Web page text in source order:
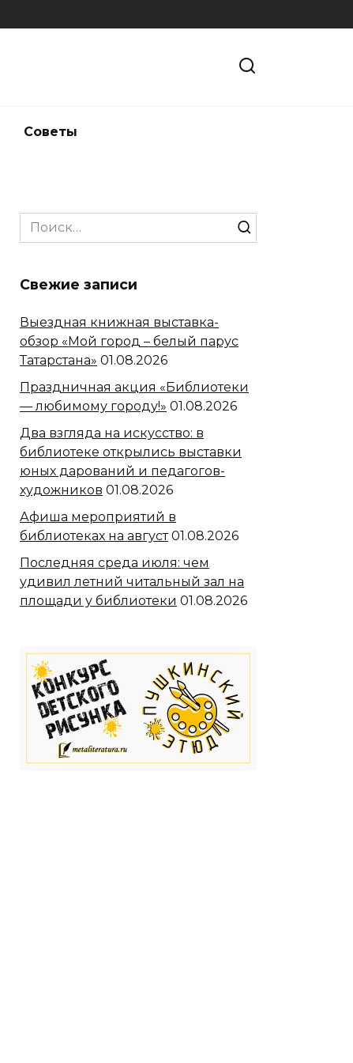
Советы
Search
for:
Свежие записи
Выездная книжная выставка-
обзор «Мой город – белый парус
Татарстана» 01.08.2026
Праздничная акция «Библиотеки
— любимому городу!» 01.08.2026
Два взгляда на искусство: в
библиотеке открылись выставки
юных дарований и педагогов-
художников 01.08.2026
Афиша мероприятий в
библиотеках на август 01.08.2026
Последняя среда июля: чем
удивил летний читальный зал на
площади у библиотеки 01.08.2026